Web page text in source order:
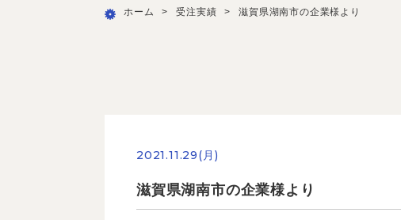
ホーム > 受注実績 > 滋賀県湖南市の企業様より
2021.11.29(月)
滋賀県湖南市の企業様より